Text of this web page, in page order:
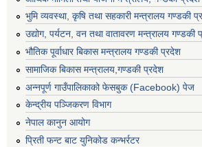
भुमि व्यवस्था, कृषि तथा सहकारी मन्त्रालय गण्डकी
उद्योग, पर्यटन, वन तथा वातावरण मन्त्रालय गण्डकी
भौतिक पूर्वाधार बिकास मन्त्रालय गण्डकी प्रदेश
सामाजिक बिकास मन्त्रालय,गण्डकी प्रदेश
अन्नपूर्ण गाउँपालिकाको फेसबुक (Facebook) पेज
केन्द्रीय पञ्जिकरण विभाग
नेपाल कानुन आयोग
प्रिती फन्ट बाट युनिकोड कन्भर्रटर